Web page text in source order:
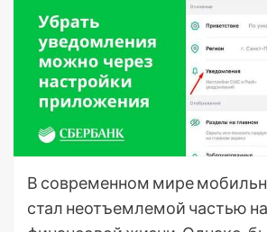
В современном мире
стал неотъемлемой частью